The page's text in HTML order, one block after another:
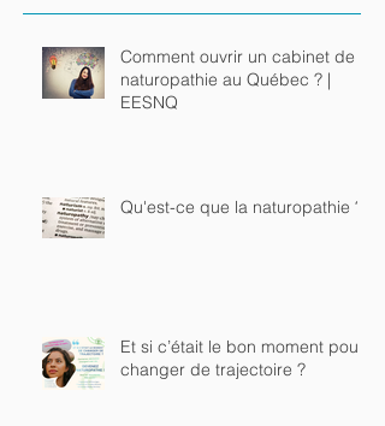
Comment ouvrir un cabinet de
naturopathie au Québec ? |
EESNQ
Qu'est-ce que la naturopathie ?
Et si c’était le bon moment pour
changer de trajectoire ?